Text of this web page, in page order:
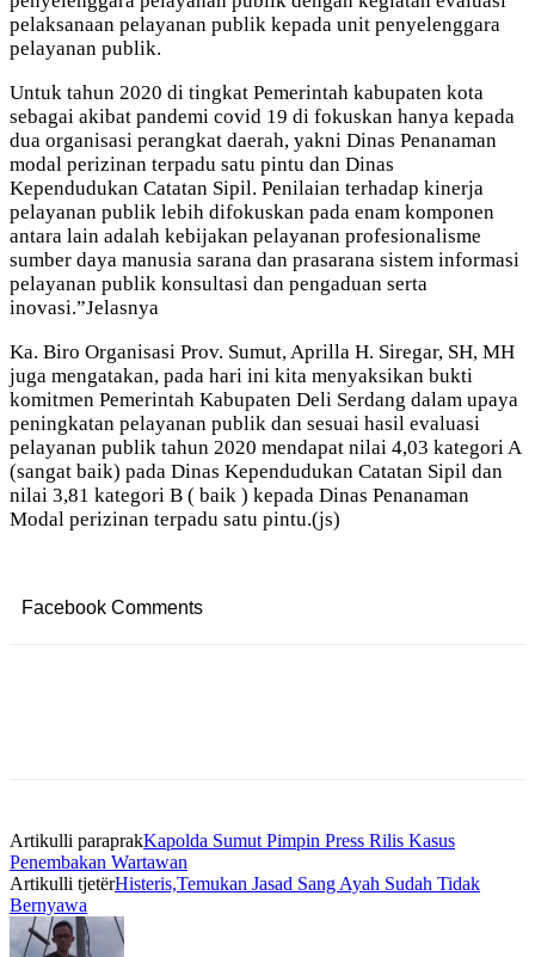
pelaksanaan pelayanan publik kepada unit penyelenggara
pelayanan publik.
Untuk tahun 2020 di tingkat Pemerintah kabupaten kota
sebagai akibat pandemi covid 19 di fokuskan hanya kepada
dua organisasi perangkat daerah, yakni Dinas Penanaman
modal perizinan terpadu satu pintu dan Dinas
Kependudukan Catatan Sipil. Penilaian terhadap kinerja
pelayanan publik lebih difokuskan pada enam komponen
antara lain adalah kebijakan pelayanan profesionalisme
sumber daya manusia sarana dan prasarana sistem informasi
pelayanan publik konsultasi dan pengaduan serta
inovasi.”Jelasnya
Ka. Biro Organisasi Prov. Sumut, Aprilla H. Siregar, SH, MH
juga mengatakan, pada hari ini kita menyaksikan bukti
komitmen Pemerintah Kabupaten Deli Serdang dalam upaya
peningkatan pelayanan publik dan sesuai hasil evaluasi
pelayanan publik tahun 2020 mendapat nilai 4,03 kategori A
(sangat baik) pada Dinas Kependudukan Catatan Sipil dan
nilai 3,81 kategori B ( baik ) kepada Dinas Penanaman
Modal perizinan terpadu satu pintu.(js)
Facebook Comments
Artikulli paraprakKapolda Sumut Pimpin Press Rilis Kasus
Penembakan Wartawan
Artikulli tjetërHisteris,Temukan Jasad Sang Ayah Sudah Tidak
Bernyawa